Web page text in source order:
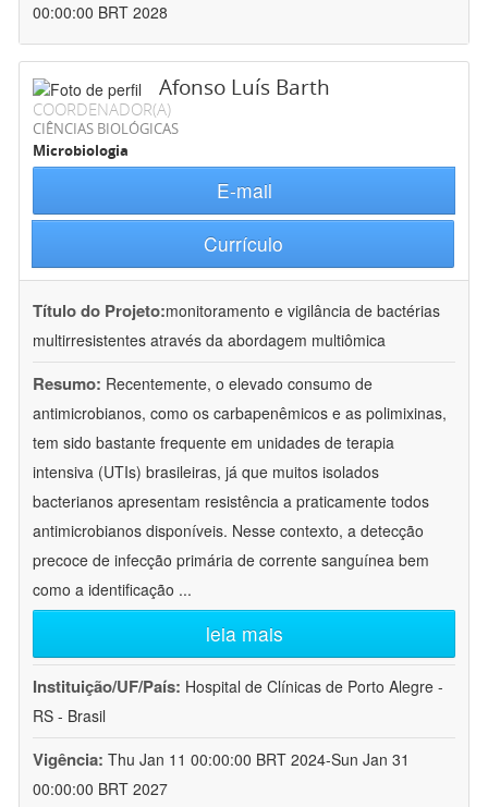
00:00:00 BRT 2028
Afonso Luís Barth
COORDENADOR(A)
CIÊNCIAS BIOLÓGICAS
Microbiologia
E-mail
Currículo
Título do Projeto:monitoramento e vigilância de bactérias
multirresistentes através da abordagem multiômica
Resumo: Recentemente, o elevado consumo de
antimicrobianos, como os carbapenêmicos e as polimixinas,
tem sido bastante frequente em unidades de terapia
intensiva (UTIs) brasileiras, já que muitos isolados
bacterianos apresentam resistência a praticamente todos
antimicrobianos disponíveis. Nesse contexto, a detecção
precoce de infecção primária de corrente sanguínea bem
como a identificação ...
leia mais
Instituição/UF/País: Hospital de Clínicas de Porto Alegre -
RS - Brasil
Vigência: Thu Jan 11 00:00:00 BRT 2024-Sun Jan 31
00:00:00 BRT 2027